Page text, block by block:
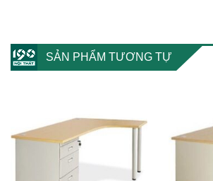
SẢN PHẨM TƯƠNG TỰ